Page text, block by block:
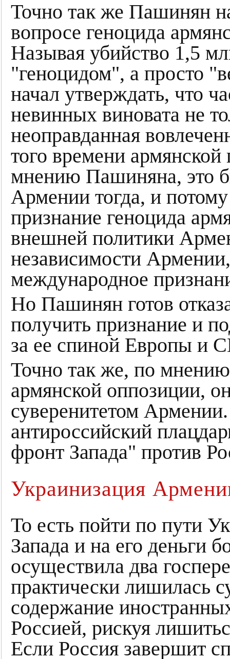
Точно так же Пашинян
вопросе геноцида
Называя убийство 1,5
"геноцидом", а просто
начал утверждать, что
невинных виновата не
неоправданная
того времени
мнению Пашиняна, это
Армении тогда, и
признание геноцида
внешней политики
независимости
международное
Но Пашинян готов
получить признание и
за ее спиной Европы и
Точно так же, по
армянской оппозиции,
суверенитетом
антироссийский
фронт Запада" против
Украинизация
То есть пойти по пути
Запада и на его деньги
осуществила два
практически лишилась
содержание
Россией, рискуя
Если Россия завершит